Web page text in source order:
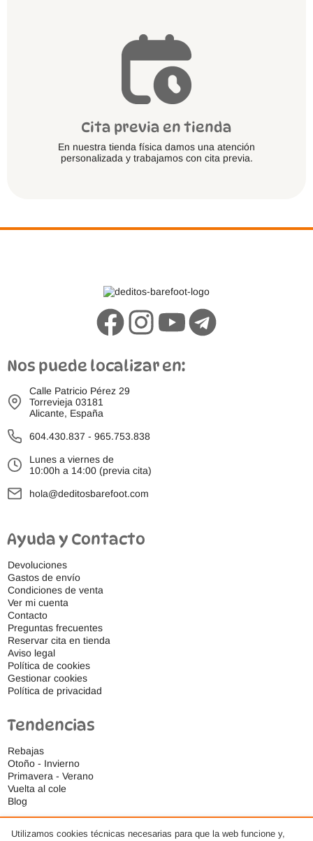
Cita previa en tienda
En nuestra tienda física damos una atención
personalizada y trabajamos con cita previa.
Nos puede localizar en:
Calle Patricio Pérez 29
Torrevieja 03181
Alicante, España
604.430.837 - 965.753.838
Lunes a viernes de
10:00h a 14:00 (previa cita)
hola@deditosbarefoot.com
Ayuda y Contacto
Devoluciones
Gastos de envío
Condiciones de venta
Ver mi cuenta
Contacto
Preguntas frecuentes
Reservar cita en tienda
Aviso legal
Política de cookies
Gestionar cookies
Política de privacidad
Tendencias
Rebajas
Otoño - Invierno
Primavera - Verano
Vuelta al cole
Blog
Utilizamos cookies técnicas necesarias para que la web funcione y,